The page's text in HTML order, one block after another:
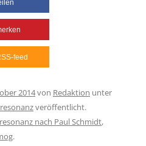
feed
2014von Redaktion unter
veröffentlicht.
nach Paul Schmidt,
.